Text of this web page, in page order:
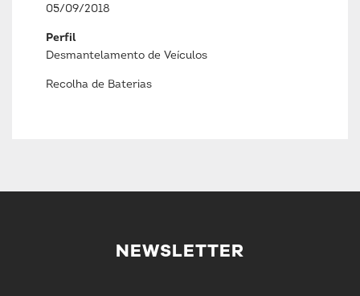
05/09/2018
Perfil
Desmantelamento de Veículos
Recolha de Baterias
NEWSLETTER